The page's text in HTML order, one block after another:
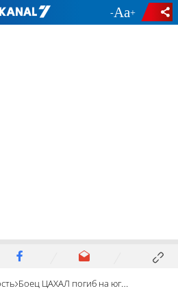
- +
Боец ЦАХАЛ погиб на юге Ливана